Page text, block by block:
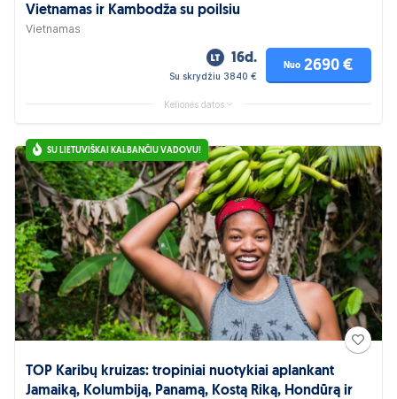
Vietnamas ir Kambodža su poilsiu
Vietnamas
16d.
Su skrydžiu 3840 €
Nuo 2690 €
Kelionės datos
SU LIETUVIŠKAI KALBANČIU VADOVU!
TOP Karibų kruizas: tropiniai nuotykiai aplankant
Jamaiką, Kolumbiją, Panamą, Kostą Riką, Hondūrą ir